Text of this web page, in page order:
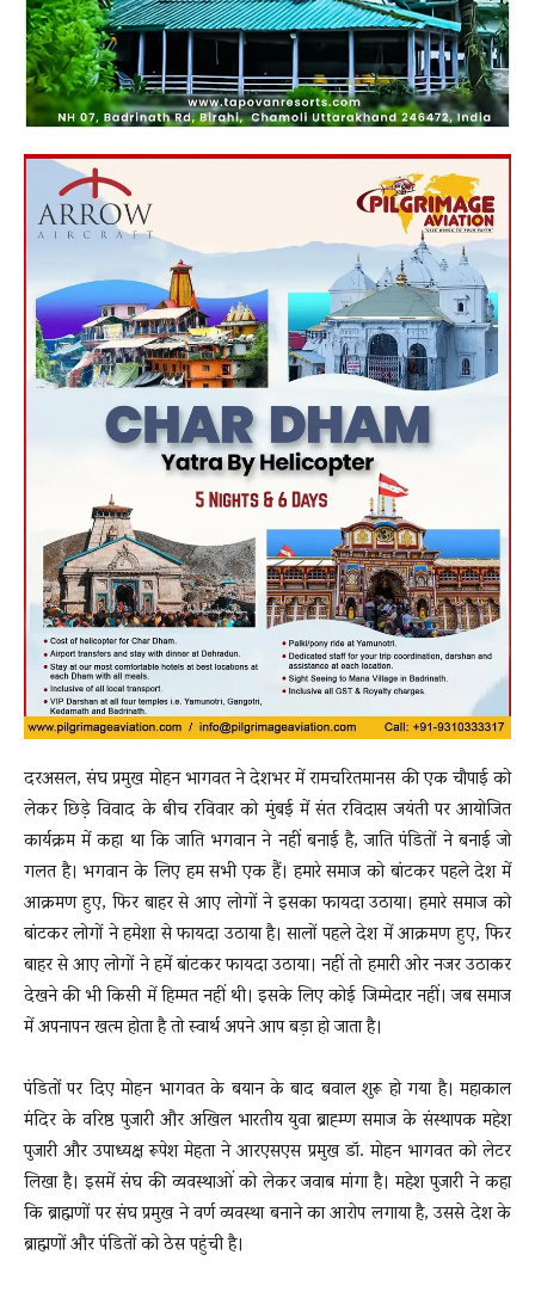
दरअसल, संघ प्रमुख मोहन भागवत ने देशभर में रामचरितमानस की एक चौपाई को
लेकर छिड़े विवाद के बीच रविवार को मुंबई में संत रविदास जयंती पर आयोजित
कार्यक्रम में कहा था कि जाति भगवान ने नहीं बनाई है, जाति पंडितों ने बनाई जो
गलत है। भगवान के लिए हम सभी एक हैं। हमारे समाज को बांटकर पहले देश में
आक्रमण हुए, फिर बाहर से आए लोगों ने इसका फायदा उठाया। हमारे समाज को
बांटकर लोगों ने हमेशा से फायदा उठाया है। सालों पहले देश में आक्रमण हुए, फिर
बाहर से आए लोगों ने हमें बांटकर फायदा उठाया। नहीं तो हमारी ओर नजर उठाकर
देखने की भी किसी में हिम्मत नहीं थी। इसके लिए कोई जिम्मेदार नहीं। जब समाज
में अपनापन खत्म होता है तो स्वार्थ अपने आप बड़ा हो जाता है।
पंडितों पर दिए मोहन भागवत के बयान के बाद बवाल शुरू हो गया है। महाकाल
मंदिर के वरिष्ठ पुजारी और अखिल भारतीय युवा ब्राह्म्ण समाज के संस्थापक महेश
पुजारी और उपाध्यक्ष रूपेश मेहता ने आरएसएस प्रमुख डॉ. मोहन भागवत को लेटर
लिखा है। इसमें संघ की व्यवस्थाओं को लेकर जवाब मांगा है। महेश पुजारी ने कहा
कि ब्राह्मणों पर संघ प्रमुख ने वर्ण व्यवस्था बनाने का आरोप लगाया है, उससे देश के
ब्राह्मणों और पंडितों को ठेस पहुंची है।